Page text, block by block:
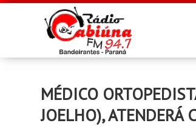
MÉDICO
JOELHO), ATENDERÁ